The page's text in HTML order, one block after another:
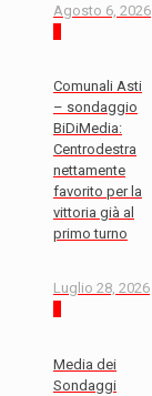
Agosto 6, 2026
Comunali Asti
– sondaggio
BiDiMedia:
Centrodestra
nettamente
favorito per la
vittoria già al
primo turno
Luglio 28, 2026
Media dei
Sondaggi